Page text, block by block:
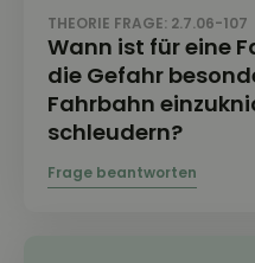
THEORIE FRAGE: 2.7.06-107
Wann ist für eine
die Gefahr
Fahrbahn
schleudern?